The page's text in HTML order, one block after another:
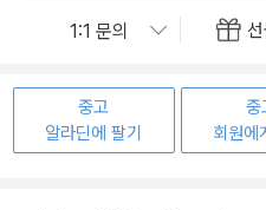
중고
알라딘에 팔기
중
회원에